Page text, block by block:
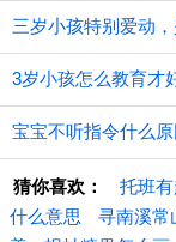
三岁小孩特别爱动
3岁小孩怎么教育才
宝宝不听指令什么
猜你喜欢： 托班
什么意思
寻南溪常